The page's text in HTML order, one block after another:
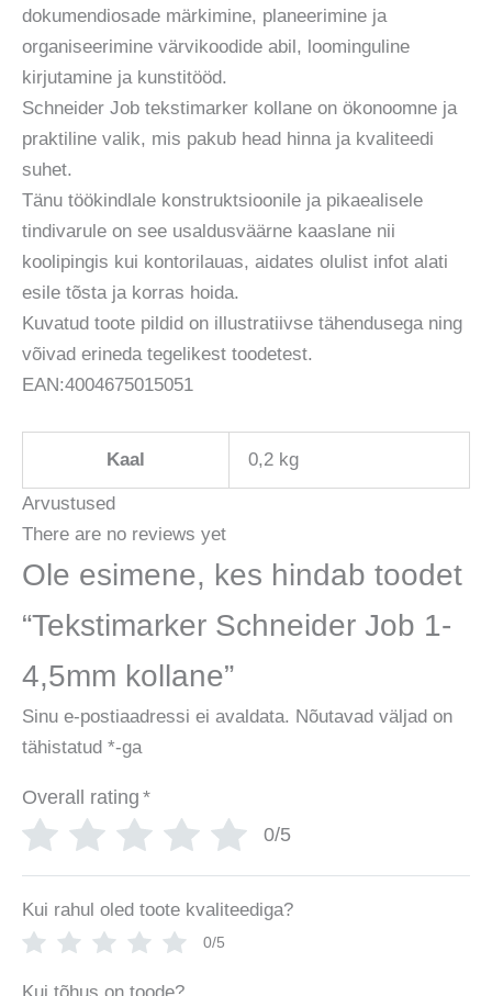
dokumendiosade märkimine, planeerimine ja
organiseerimine värvikoodide abil, loominguline
kirjutamine ja kunstitööd.
Schneider Job tekstimarker kollane on ökonoomne ja
praktiline valik, mis pakub head hinna ja kvaliteedi
suhet.
Tänu töökindlale konstruktsioonile ja pikaealisele
tindivarule on see usaldusväärne kaaslane nii
koolipingis kui kontorilauas, aidates olulist infot alati
esile tõsta ja korras hoida.
Kuvatud toote pildid on illustratiivse tähendusega ning
võivad erineda tegelikest toodetest.
EAN:4004675015051
Kaal 0,2 kg
Arvustused
There are no reviews yet
Ole esimene, kes hindab toodet
“Tekstimarker Schneider Job 1-
4,5mm kollane”
Sinu e-postiaadressi ei avaldata. Nõutavad väljad on
tähistatud *-ga
Overall rating *
0/5
Kui rahul oled toote kvaliteediga?
0/5